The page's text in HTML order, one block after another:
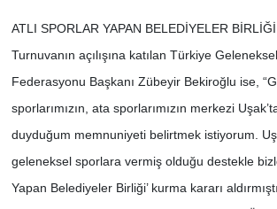
ATLI SPORLAR YAPAN BELEDİYELER
Turnuvanın açılışına katılan Türkiye
Federasyonu Başkanı Zübeyir Bekiroğlu ise,
sporlarımızın, ata sporlarımızın merkezi
duyduğum memnuniyeti belirtmek istiyorum.
geleneksel sporlara vermiş olduğu destekle
Yapan Belediyeler Birliği’ kurma kararı